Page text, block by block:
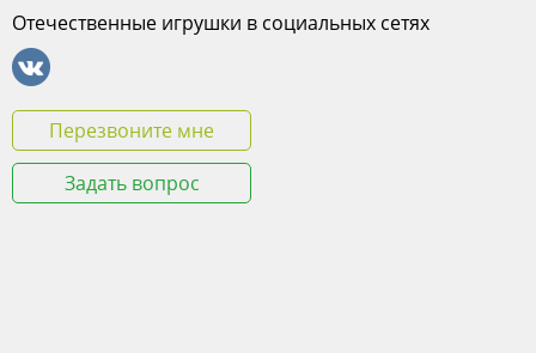
Отечественные игрушки в социальных сетях
Перезвоните мне
Задать вопрос